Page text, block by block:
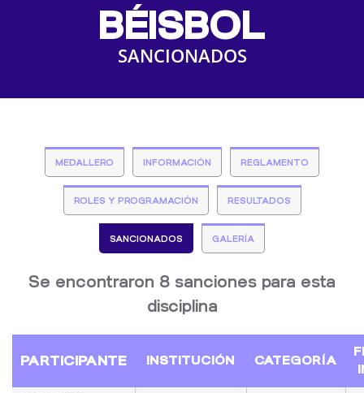
BÉISBOL
SANCIONADOS
MEDALLERO INFORMACIÓN REGLAMENTO
ROLES Y PROGRAMACIÓN RESULTADOS
SANCIONADOS GALERÍA
Se encontraron 8 sanciones para esta
disciplina
PARTICIPANTE INSTITUCIÓN CATEGORÍA